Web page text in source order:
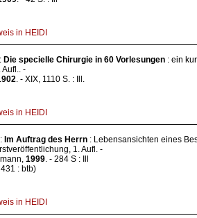
in HEIDI
Die specielle Chirurgie in 60 Vorlesungen : ein
Aufl.. -
. - XIX, 1110 S. : Ill.
in HEIDI
Im Auftrag des Herrn : Lebensansichten eines
1. Aufl. -
1999. - 284 S : Ill
: btb)
in HEIDI